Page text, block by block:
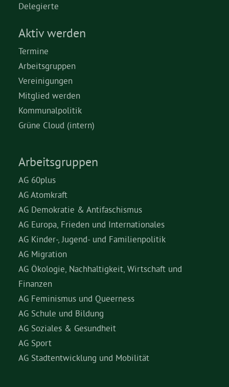
Delegierte
Aktiv werden
Termine
Arbeitsgruppen
Vereinigungen
Mitglied werden
Kommunalpolitik
Grüne Cloud (intern)
Arbeitsgruppen
AG 60plus
AG Atomkraft
AG Demokratie & Antifaschismus
AG Europa, Frieden und Internationales
AG Kinder-, Jugend- und Familienpolitik
AG Migration
AG Ökologie, Nachhaltigkeit, Wirtschaft und
Finanzen
AG Feminismus und Queerness
AG Schule und Bildung
AG Soziales & Gesundheit
AG Sport
AG Stadtentwicklung und Mobilität